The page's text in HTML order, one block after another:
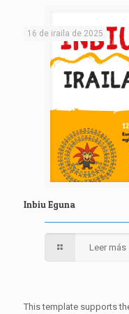
16 de iraila de 2025
Inbiu Eguna
Leer más
This template supports